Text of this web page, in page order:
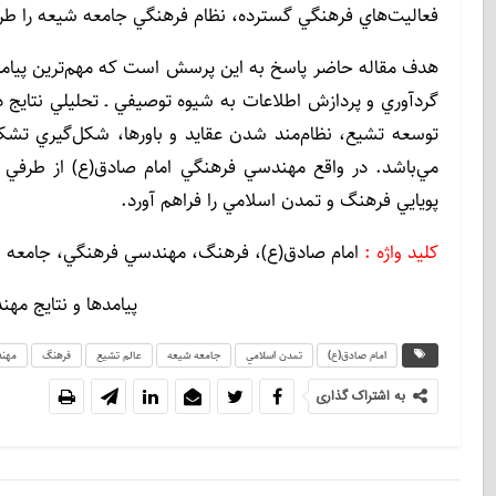
فعاليت‌هاي فرهنگي گسترده، نظام فرهنگي جامعه شيعه را
هدف مقاله حاضر پاسخ به اين پرسش است که مهم‌ترين
گردآوري و پردازش اطلاعات به شيوه توصيفي ـ تحليلي
توسعه تشيع، نظام‌مند شدن عقايد و باورها، شکل‌گيري
مي‌باشد. در واقع مهندسي فرهنگي امام صادق(ع) از
پويايي فرهنگ و تمدن اسلامي را فراهم آورد.
كليد واژه : امام صادق(ع)، فرهنگ، مهندسي فرهنگي،
پيامدها و نتايج
امام صادق(ع) تمدن اسلامي جامعه شيعه عالم تشیع فرهنگ
به اشتراک گذاری